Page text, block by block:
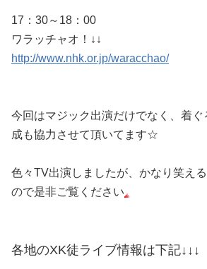
17：30～18：00
ワラッチャオ！↓↓
http://www.nhk.or.jp/waracchao/
今回はマジック出演だけでなく、着
成も協力させて頂いてます☆
色々TV出演しましたが、かなり笑え
ので是非ご覧ください
各地のXK徒ライブ情報は下記↓↓↓